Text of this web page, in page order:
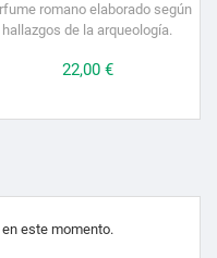
romano elaborado según
hallazgos de la arqueología.
Precio
22,00 €
este momento.